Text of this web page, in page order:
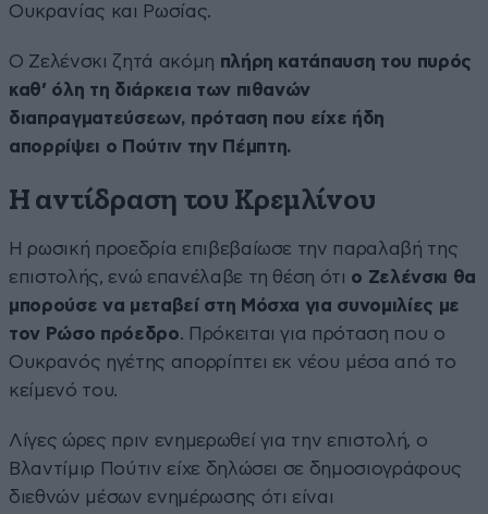
Ουκρανίας και Ρωσίας.
Ο Ζελένσκι ζητά ακόμη πλήρη κατάπαυση του πυρός
καθ’ όλη τη διάρκεια των πιθανών
διαπραγματεύσεων, πρόταση που είχε ήδη
απορρίψει ο Πούτιν την Πέμπτη.
Η αντίδραση του Κρεμλίνου
Η ρωσική προεδρία επιβεβαίωσε την παραλαβή της
επιστολής, ενώ επανέλαβε τη θέση ότι ο Ζελένσκι θα
μπορούσε να μεταβεί στη Μόσχα για συνομιλίες με
τον Ρώσο πρόεδρο. Πρόκειται για πρόταση που ο
Ουκρανός ηγέτης απορρίπτει εκ νέου μέσα από το
κείμενό του.
Λίγες ώρες πριν ενημερωθεί για την επιστολή, ο
Βλαντίμιρ Πούτιν είχε δηλώσει σε δημοσιογράφους
διεθνών μέσων ενημέρωσης ότι είναι